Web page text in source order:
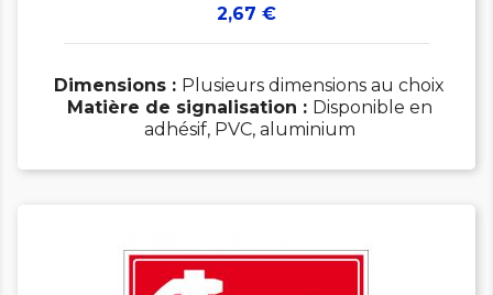
Prix
2,67 €
Dimensions : Plusieurs dimensions au choix
Matière de signalisation : Disponible en
adhésif, PVC, aluminium